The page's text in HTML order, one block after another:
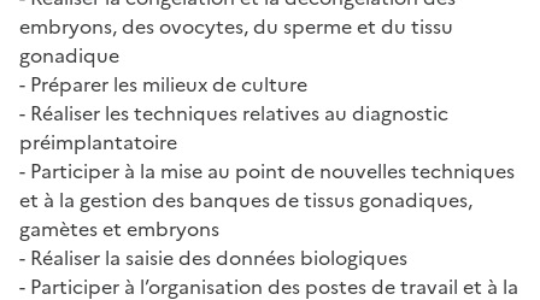
embryons, des ovocytes, du sperme et du tissu
gonadique
- Préparer les milieux de culture
- Réaliser les techniques relatives au diagnostic
préimplantatoire
- Participer à la mise au point de nouvelles techniques
et à la gestion des banques de tissus gonadiques,
gamètes et embryons
- Réaliser la saisie des données biologiques
- Participer à l’organisation des postes de travail et à la